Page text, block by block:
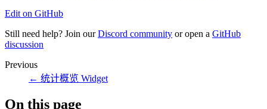
Edit on GitHub
Still need help? Join ourDiscord community or open a GitHub
discussion
Previous
← 统计概览 Widget
On this page